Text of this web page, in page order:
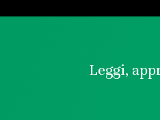
Leggi,